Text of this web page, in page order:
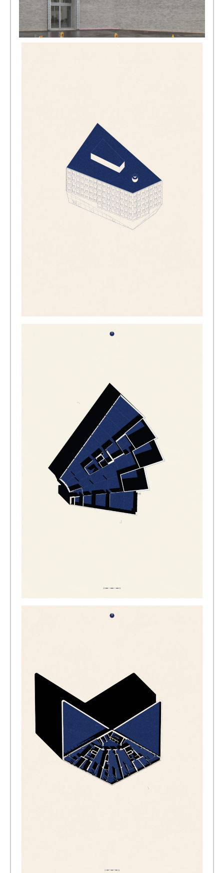
[写真] Kunstmuseum Basel, 2016 © Stefano Graziani
[写真] Office Building, Liestal, 2011 © Christ & Gantenbein
[写真]List Customer Center, Arisdorf, 2015 © Christ&Gantenbein